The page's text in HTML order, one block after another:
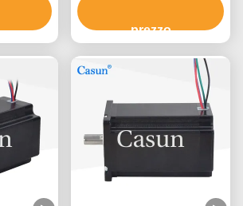
macchina di automazione
prezzo